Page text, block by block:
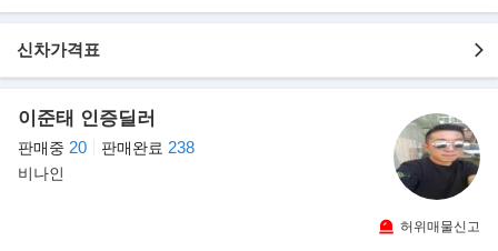
- 27,700km 실주행
- 연식대비 짧은주행
- 깔끔하게 관리된 실내/외
- 5,935cc 12기통 고배기량 오픈탑 스포츠카
여유로워 보이는 자동차의 외관과는 달리 고성능의 스포츠카 이다.
신차가격표
이준태 인증딜러
판매중 20 판매완료 238
비나인
허위매물신고